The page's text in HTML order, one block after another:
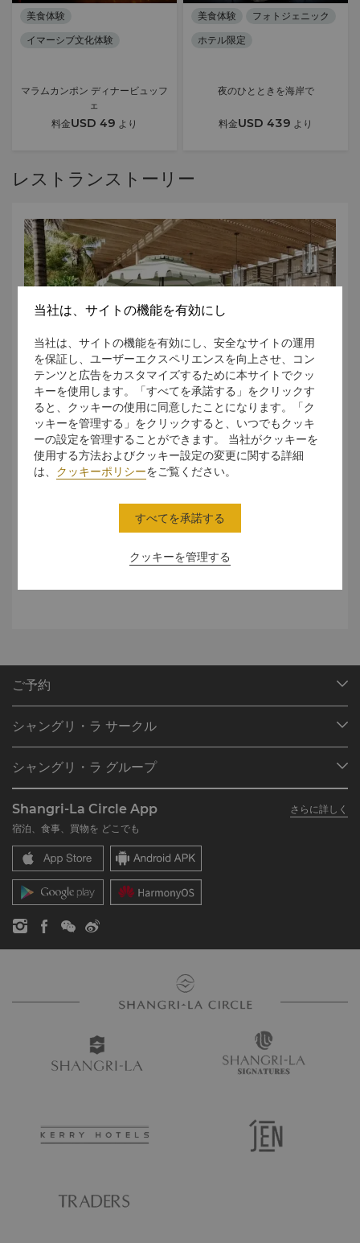
美食体験
イマーシブ文化体験
マラムカンポン ディナービュッフ
ェ
料金USD 49 より
美食体験
フォトジェニック
ホテル限定
夜のひとときを海岸で
料金USD 439 より
レストランストーリー
サバ州の恵みに根ざした海辺の味わい
Linaraは、サバ州の豊かな大地と海の恵みに着想を得たファ
落ち着きのある洗練された空間で、こだわりのコースタル料
ご予約
ご予約の検索
レストラン＆バー
シャングリ・ラ サークル
シャングリ・ラ サークルに入会
よくあるお問合せや質問
SLCに関するお問い合わせ
シャングリ・ラ グループ
シャングリ・ラ ブランド
シャングリ・ラ センター
レジデンス
お問い合わせ
採用情報
企業の社会的責任
ニュース
Shangri-La Circle App
さらに詳しく
宿泊、食事、買物を どこでも
当社は、サイトの機能を有効にし
当社は、サイトの機能を有効にし、安全なサイトの運用
を保証し、ユーザーエクスペリエンスを向上させ、コン
テンツと広告をカスタマイズするために本サイトでクッ
キーを使用します。「すべてを承諾する」をクリックす
ると、クッキーの使用に同意したことになります。「ク
ッキーを管理する」をクリックすると、いつでもクッキ
ーの設定を管理することができます。 当社がクッキーを
使用する方法およびクッキー設定の変更に関する詳細
は、 クッキーポリシーをご覧ください。
クッキーを管理する
すべてを承諾する